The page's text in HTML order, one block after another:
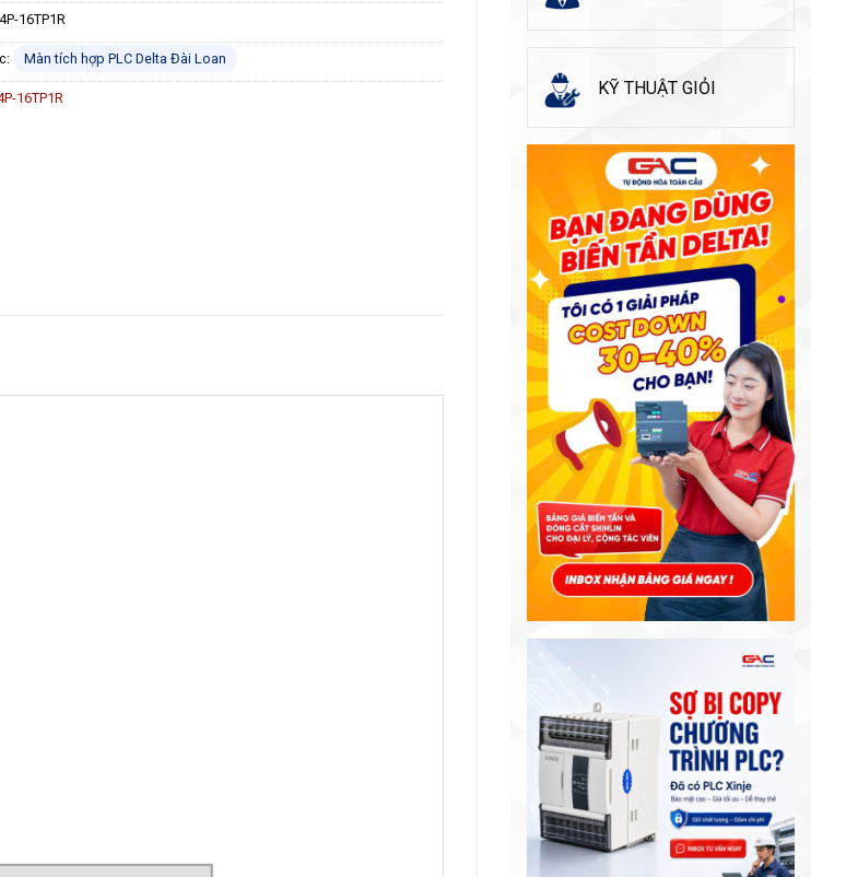
KỸ THUẬT GIỎI
16TP1R
Màn tích hợp PLC Delta Đài Loan
16TP1R